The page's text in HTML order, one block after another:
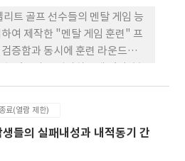
트 골프 선수들의 멘탈 게임 능
여 제작한 "멘탈 게임 훈련" 프
증함과 동시에 훈련 라운드에서
마트 골프(Smart Golf)"
& O`Conner, 1998)에
클럽 회상, 코스 공략 계획, 기술
멘탈 요인으로 구성되었다. 피
타(SD=0.5)인 3명의 엘리트
료(열람 제한)
들의 실패내성과 내적동기 간